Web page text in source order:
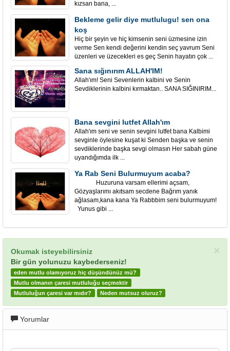
kızsan bana, ...
Bekleme gelir diye mutlulugu! sen ona
koş
Hiç bir şeyin ve hiç kimsenin seni üzmesine izin
verme Sen kendi değerini kendin seç yavrum Seni
üzenleri ve üzecekleri es geç Senin hayatın çok ...
Sana sığınırım ALLAH'IM!
Allah'ım! Seni Sevenlerin kalbini ve Senin
Sevdiklerinin kalbini kırmaktan.. SANA SIĞINIRIM...
Bana sevgini lutfet Allah'ım
Allah'ım seni ve senin sevgini lutfet bana Kalbimi
sevginle öylesine kuşat ki Senden başka ve senin
sevdiklerinde başka sevgi olmasın Her sabah güne
uyandığımda ilk ...
Ya Rab Seni Bulurmuyum acaba?
Huzuruna varsam ellerimi açsam,
Gözyaşlarımı akıtsam secdene Bağrım yanık
ağlasam,kana kana Ya Rabbbim seni bulurmuyum!
Yunus gibi ...
×
Okumak isteyebilirsiniz
Bir gün yolunuzu kaybederseniz!
eden mutlu olamıyoruz hiç düşündünüz mü?
Mutlu olmanın çaresi mutluluğu seçmektir
Mutluluğun çaresi var mıdır?
Neden mutsuz oluruz?
Yorumlar